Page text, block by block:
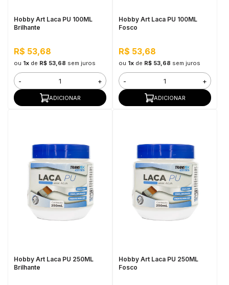
Hobby Art Laca PU 100ML
Brilhante
R$ 53,68
ou 1xde R$ 53,68 sem juros
- +
ADICIONAR
Hobby Art Laca PU 100ML
Fosco
R$ 53,68
ou 1xde R$ 53,68 sem juros
- +
ADICIONAR
Hobby Art Laca PU 250ML
Brilhante
Hobby Art Laca PU 250ML
Fosco